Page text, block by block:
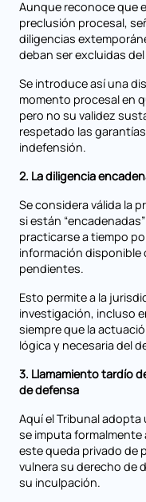
Aunque reconoce que
preclusión procesal,
diligencias
deban ser excluidas
Se introduce así una
momento procesal en
pero no su validez
respetado las
indefensión.
2. La diligencia
Se considera válida la
si están
practicarse a tiempo
información disponible
pendientes.
Esto permite a la
investigación, incluso
siempre que la
lógica y necesaria del
3. Llamamiento tardío
de defensa
Aquí el Tribunal
se imputa formalmente
este queda privado de
vulnera su derecho de
su inculpación.